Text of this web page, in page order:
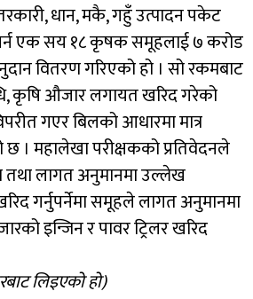
धान, मकै, गहुँ उत्पादन पकेट
गर्न एक सय १८ कृषक समूहलाई ७ करोड
वितरण गरिएको हो । सो रकमबाट
कृषि औजार लगायत खरिद गरेको
गएर बिलको आधारमा मात्र
छ । महालेखा परीक्षकको प्रतिवेदनले
लागत अनुमानमा उल्लेख
गर्नुपर्नेमा समूहले लागत अनुमानमा
इन्जिन र पावर ट्रिलर खरिद
लिइएको हो)